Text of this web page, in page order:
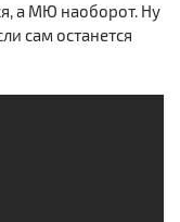
а МЮ наоборот. Ну
сам останется